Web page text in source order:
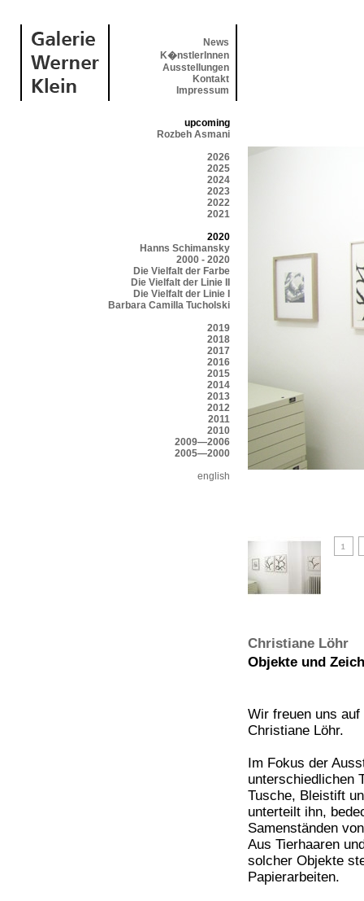
News
K�nstlerInnen
Ausstellungen
Kontakt
Impressum
upcoming
Rozbeh Asmani
2026
2025
2024
2023
2022
2021
2020
Hanns Schimansky
2000 - 2020
Die Vielfalt der Farbe
Die Vielfalt der Linie II
Die Vielfalt der Linie I
Barbara Camilla Tucholski
2019
2018
2017
2016
2015
2014
2013
2012
2011
2010
2009—2006
2005—2000
english
Christiane Löhr
Objekte und
Wir freuen uns
Christiane Löhr.
Im Fokus der
unterschiedlichen
Tusche, Bleistift
unterteilt ihn,
Samenständen
Aus Tierhaaren
solcher Objekte
Papierarbeiten.